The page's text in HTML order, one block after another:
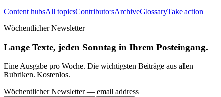
Content hubsAll topicsContributorsArchiveGlossaryTake action
Wöchentlicher Newsletter
Lange Texte, jeden Sonntag in Ihrem Posteingang.
Eine Ausgabe pro Woche. Die wichtigsten Beiträge aus allen
Rubriken. Kostenlos.
Wöchentlicher Newsletter— email address